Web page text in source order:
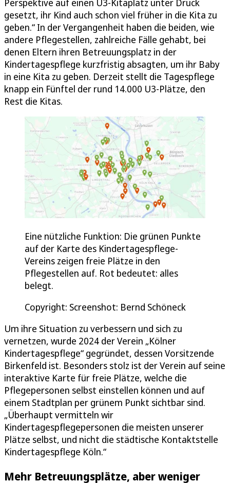
Perspektive auf einen Ü3-Kitaplatz unter Druck
gesetzt, ihr Kind auch schon viel früher in die Kita zu
geben.“ In der Vergangenheit haben die beiden, wie
andere Pflegestellen, zahlreiche Fälle gehabt, bei
denen Eltern ihren Betreuungsplatz in der
Kindertagespflege kurzfristig absagten, um ihr Baby
in eine Kita zu geben. Derzeit stellt die Tagespflege
knapp ein Fünftel der rund 14.000 U3-Plätze, den
Rest die Kitas.
Eine nützliche Funktion: Die grünen Punkte
auf der Karte des Kindertagespflege-
Vereins zeigen freie Plätze in den
Pflegestellen auf. Rot bedeutet: alles
belegt.
Copyright: Screenshot: Bernd Schöneck
Um ihre Situation zu verbessern und sich zu
vernetzen, wurde 2024 der Verein „Kölner
Kindertagespflege“ gegründet, dessen Vorsitzende
Birkenfeld ist. Besonders stolz ist der Verein auf seine
interaktive Karte für freie Plätze, welche die
Pflegepersonen selbst einstellen können und auf
einem Stadtplan per grünem Punkt sichtbar sind.
„Überhaupt vermitteln wir
Kindertagespflegepersonen die meisten unserer
Plätze selbst, und nicht die städtische Kontaktstelle
Kindertagespflege Köln.“
Mehr Betreuungsplätze, aber weniger